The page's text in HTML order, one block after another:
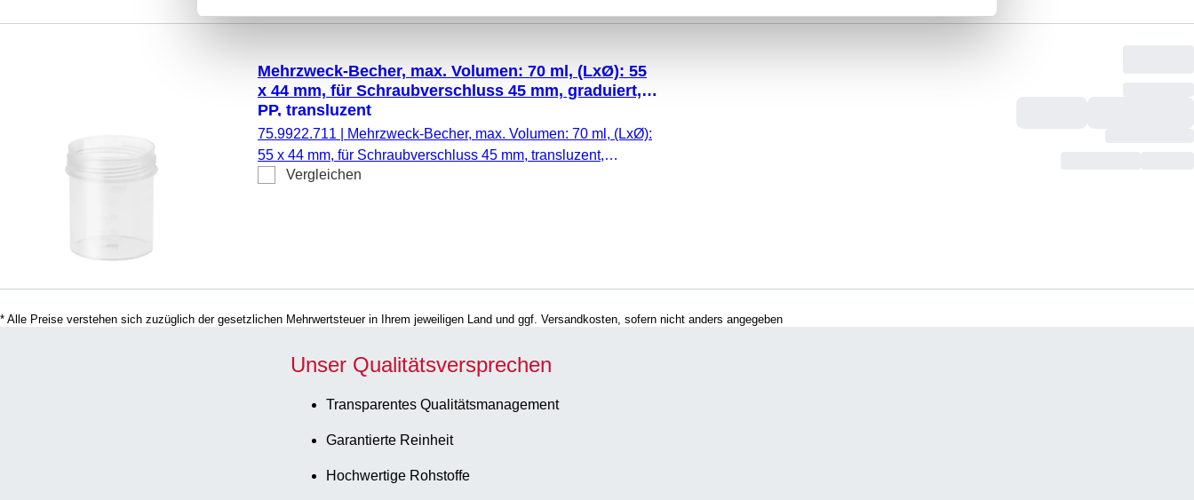
Mehrzweck-Becher, max. Volumen: 70 ml, (LxØ): 55
x 44 mm, für Schraubverschluss 45 mm, graduiert,
PP, transluzent
75.9922.711
Mehrzweck-Becher, max. Volumen: 70 ml, (LxØ):
55 x 44 mm, für Schraubverschluss 45 mm, transluzent,
graduiert, Material: PP
Vergleichen
* Alle Preise verstehen sich zuzüglich der gesetzlichen Mehrwertsteuer in Ihrem jeweiligen Land und ggf. Versandkosten, sofern nicht anders angegeben
Unser Qualitätsversprechen
Transparentes Qualitätsmanagement
Garantierte Reinheit
Hochwertige Rohstoffe